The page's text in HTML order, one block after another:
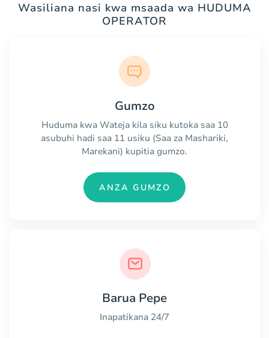
Wasiliana nasi kwa msaada wa HUDUMA
OPERATOR
Gumzo
Huduma kwa Wateja kila siku kutoka saa 10
asubuhi hadi saa 11 usiku (Saa za Mashariki,
Marekani) kupitia gumzo.
ANZA GUMZO
Barua Pepe
Inapatikana 24/7